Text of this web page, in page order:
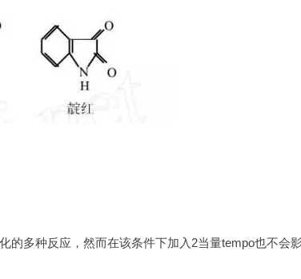
的多种反应，然而在该条件下加入2当量tempo也不会